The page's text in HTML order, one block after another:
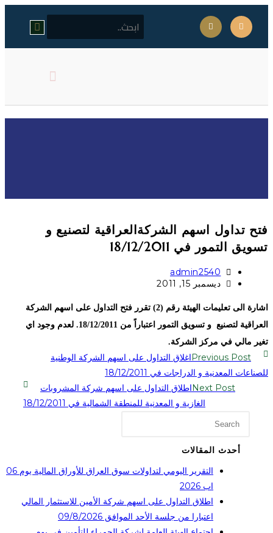
فتح تداول اسهم الشركةالعراقية لتصنيع و
تسويق التمور في 18/12/2011
admin2540
ديسمبر 15, 2011
اشارة الى تعليمات الهيئة رقم (2) تقرر فتح التداول على اسهم الشركة
العراقية لتصنيع و تسويق التمور اعتباراً من 18/12/2011. لعدم وجود اي
تغير مالي في مركز الشركة.
Previous Postاغلاق التداول على اسهم الشركة الوطنية
للصناعات المعدنية و الدراجات في 18/12/2011
Next Postاطلاق التداول على اسهم شركة المشروبات
الغازية و المعدنية للمنطقة الشمالية في 18/12/2011
أحدث المقالات
التقرير اليومي لتداولات سوق العراق للأوراق المالية يوم 06
اب 2026
اطلاق التداول على اسهم شركة الأمين للاستثمار المالي
اعتبارا من جلسة الأحد الموافق 09/8/2026